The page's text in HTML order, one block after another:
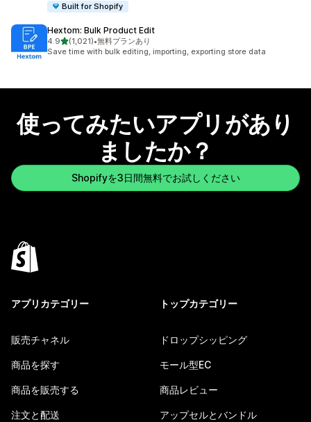
Built for Shopify
Hextom: Bulk Product Edit
4.95つ星中
(1,021)
合計レビュー数：1021件
•無料プランあり
Save time with bulk editing, importing, exporting store data
使ってみたいアプリがあり
ましたか？
Shopifyを3日間無料でお試しください
アプリカテゴリー
販売チャネル
商品を探す
商品を販売する
注文と配送
トップカテゴリー
ドロップシッピング
モール型EC
商品レビュー
アップセルとバンドル